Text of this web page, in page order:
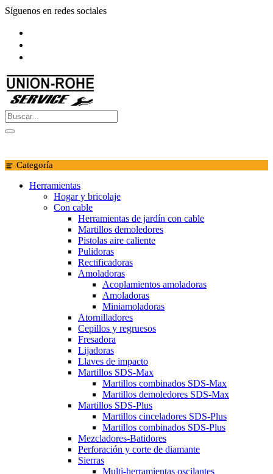
Saltar
contenido
Síguenos en redes sociales
Categoría
Herramientas
Hogar y bricolaje
Con cable
Herramientas de jardín con cable
Martillos demoledores
Pistolas aire caliente
Pulidoras
Rectificadoras
Amoladoras
Acoplamientos amoladoras
Amoladoras
Miniamoladoras
Atornilladores
Cepillos y regruesos
Fresadora
Lijadoras
Llaves de impacto
Martillos SDS-Max
Martillos combinados SDS-Max
Martillos demoledores SDS-Max
Martillos SDS-Plus
Martillos cinceladores SDS-Plus
Martillos combinados SDS-Plus
Mezcladores-Batidores
Perforación y corte de diamante
Sierras
Multi-herramientas oscilantes